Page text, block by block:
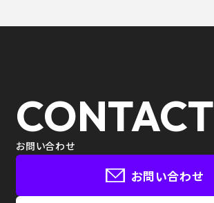
CONTACT
お問い合わせ
お問い合わせ